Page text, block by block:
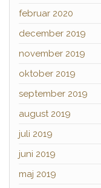
februar 2020
december 2019
november 2019
oktober 2019
september 2019
august 2019
juli 2019
juni 2019
maj 2019